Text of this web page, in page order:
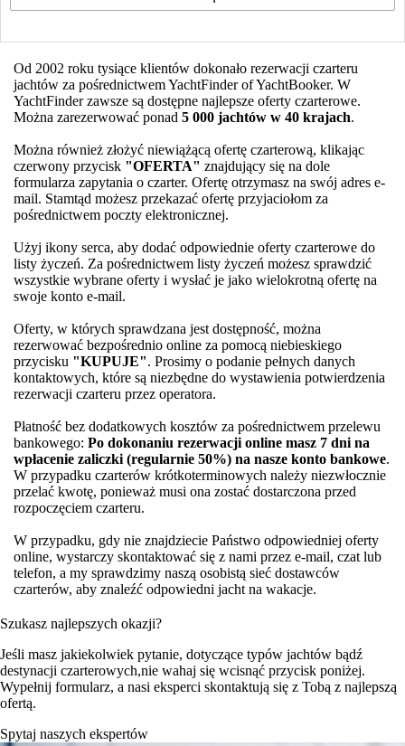
Od 2002 roku tysiące klientów dokonało rezerwacji czarteru
jachtów za pośrednictwem YachtFinder of YachtBooker. W
YachtFinder zawsze są dostępne najlepsze oferty czarterowe.
Można zarezerwować ponad 5 000 jachtów w 40 krajach.
Można również złożyć niewiążącą ofertę czarterową, klikając
czerwony przycisk "OFERTA" znajdujący się na dole
formularza zapytania o czarter. Ofertę otrzymasz na swój adres e-
mail. Stamtąd możesz przekazać ofertę przyjaciołom za
pośrednictwem poczty elektronicznej.
Użyj ikony serca, aby dodać odpowiednie oferty czarterowe do
listy życzeń. Za pośrednictwem listy życzeń możesz sprawdzić
wszystkie wybrane oferty i wysłać je jako wielokrotną ofertę na
swoje konto e-mail.
Oferty, w których sprawdzana jest dostępność, można
rezerwować bezpośrednio online za pomocą niebieskiego
przycisku "KUPUJE". Prosimy o podanie pełnych danych
kontaktowych, które są niezbędne do wystawienia potwierdzenia
rezerwacji czarteru przez operatora.
Płatność bez dodatkowych kosztów za pośrednictwem przelewu
bankowego: Po dokonaniu rezerwacji online masz 7 dni na
wpłacenie zaliczki (regularnie 50%) na nasze konto bankowe.
W przypadku czarterów krótkoterminowych należy niezwłocznie
przelać kwotę, ponieważ musi ona zostać dostarczona przed
rozpoczęciem czarteru.
W przypadku, gdy nie znajdziecie Państwo odpowiedniej oferty
online, wystarczy skontaktować się z nami przez e-mail, czat lub
telefon, a my sprawdzimy naszą osobistą sieć dostawców
czarterów, aby znaleźć odpowiedni jacht na wakacje.
Szukasz najlepszych okazji?
Jeśli masz jakiekolwiek pytanie, dotyczące typów jachtów bądź
destynacji czarterowych,nie wahaj się wcisnąć przycisk poniżej.
Wypełnij formularz, a nasi eksperci skontaktują się z Tobą z najlepszą
ofertą.
Spytaj naszych ekspertów